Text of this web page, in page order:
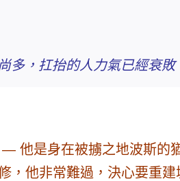
多，扛抬的人力氣已經衰敗
他是身在被擄之地波斯的
，他非常難過，決心要重